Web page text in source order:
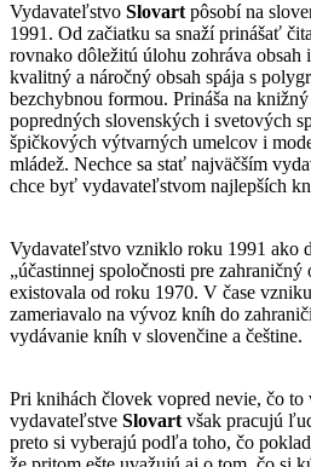
Vydavateľstvo Slovart pôsobí na
1991. Od začiatku sa snaží prinášať
rovnako dôležitú úlohu zohráva obsah
kvalitný a náročný obsah spája s
bezchybnou formou. Prináša na
popredných slovenských i svetových
špičkových výtvarných umelcov i
mládež. Nechce sa stať najväčším
chce byť vydavateľstvom najlepších
Vydavateľstvo vzniklo roku 1991 ako
„účastinnej spoločnosti pre
existovala od roku 1970. V čase
zameriavalo na vývoz kníh do
vydávanie kníh v slovenčine a češtine.
Pri knihách človek vopred nevie, čo to
vydavateľstve Slovart však pracujú
preto si vyberajú podľa toho, čo